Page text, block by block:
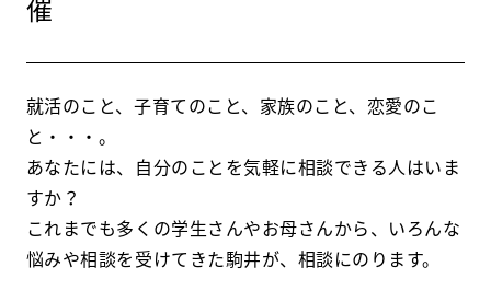
催
就活のこと、子育てのこと、家族のこと、恋愛のこ
と・・・。
あなたには、自分のことを気軽に相談できる人はいま
すか？
これまでも多くの学生さんやお母さんから、いろんな
悩みや相談を受けてきた駒井が、相談にのります。